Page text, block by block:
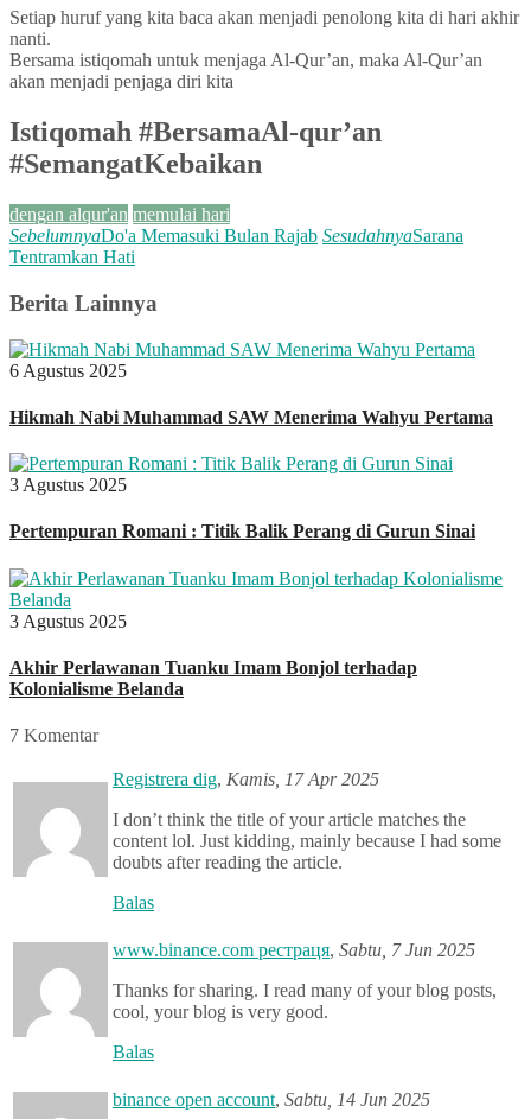
Setiap huruf yang kita baca akan menjadi penolong kita di hari akhir
nanti.
Bersama istiqomah untuk menjaga Al-Qur’an, maka Al-Qur’an
akan menjadi penjaga diri kita
Istiqomah #BersamaAl-qur’an
#SemangatKebaikan
dengan alqur'an memulai hari
SebelumnyaDo'a Memasuki Bulan Rajab SesudahnyaSarana
Tentramkan Hati
Berita Lainnya
6 Agustus 2025
Hikmah Nabi Muhammad SAW Menerima Wahyu Pertama
3 Agustus 2025
Pertempuran Romani : Titik Balik Perang di Gurun Sinai
3 Agustus 2025
Akhir Perlawanan Tuanku Imam Bonjol terhadap
Kolonialisme Belanda
7 Komentar
Registrera dig, Kamis, 17 Apr 2025
I don’t think the title of your article matches the
content lol. Just kidding, mainly because I had some
doubts after reading the article.
Balas
www.binance.com рестраця, Sabtu, 7 Jun 2025
Thanks for sharing. I read many of your blog posts,
cool, your blog is very good.
Balas
binance open account, Sabtu, 14 Jun 2025